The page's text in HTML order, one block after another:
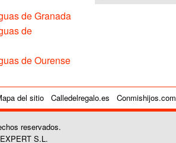
de Granada
de
de Ourense
del sitio Calledelregalo.es Conmishijos.com
reservados.
S.L.